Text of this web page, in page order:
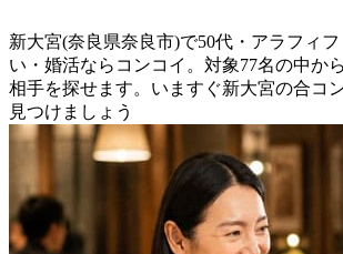
新大宮(奈良県奈良市)で50代・アラフィ
い・婚活ならコンコイ。対象77名の中か
相手を探せます。いますぐ新大宮の合コ
見つけましょう